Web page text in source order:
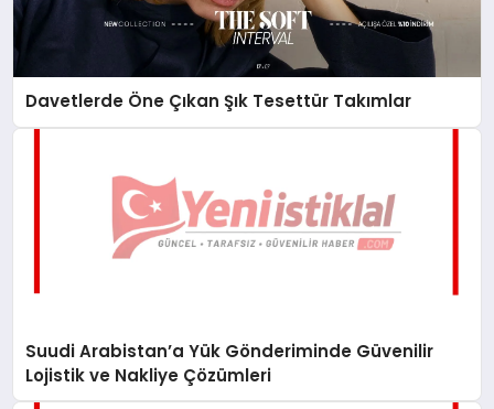
Davetlerde Öne Çıkan Şık Tesettür Takımlar
Suudi Arabistan’a Yük Gönderiminde Güvenilir
Lojistik ve Nakliye Çözümleri